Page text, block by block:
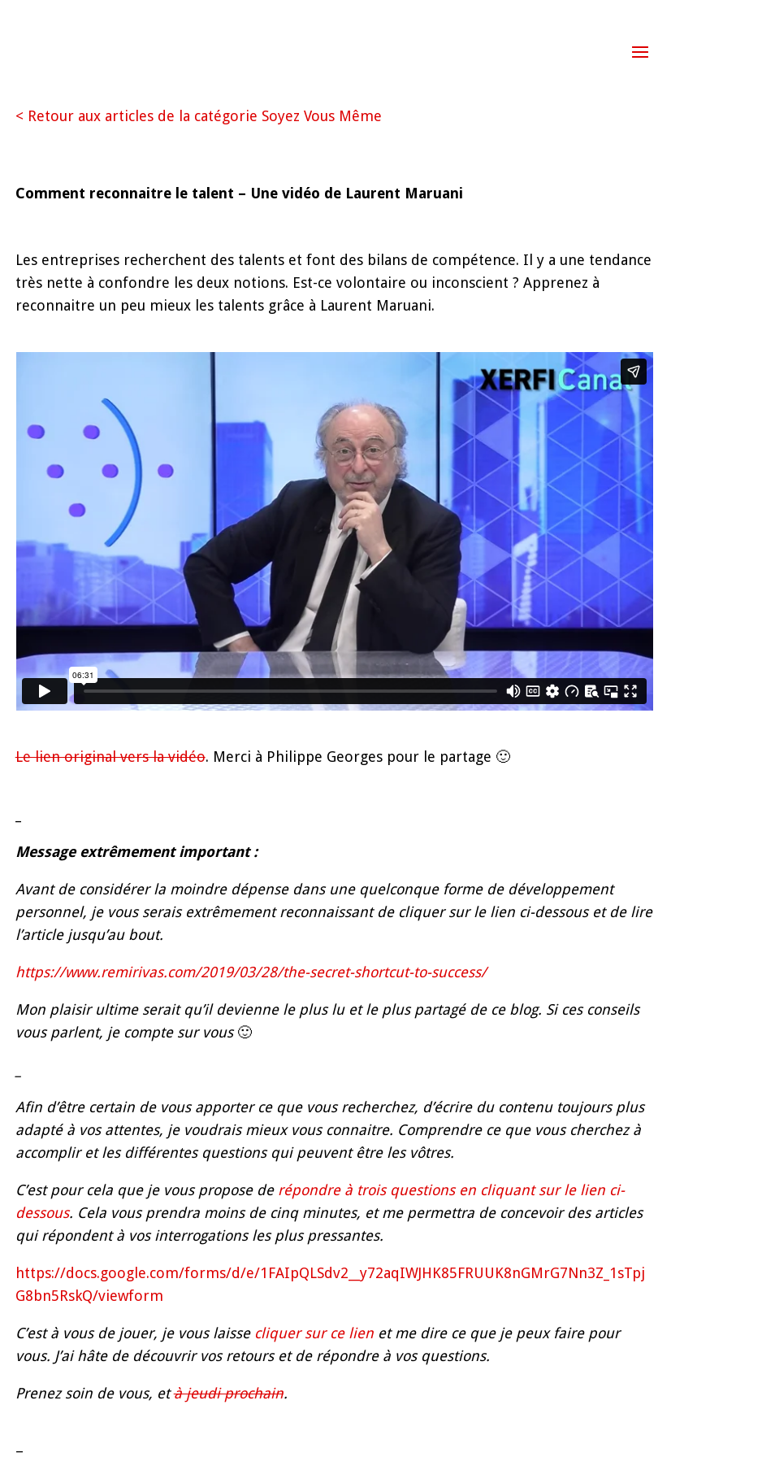
< Retour aux articles de la catégorie Soyez Vous Même
Comment reconnaitre le talent – Une vidéo de Laurent Maruani
Les entreprises recherchent des talents et font des bilans de compétence. Il y a une tendance
très nette à confondre les deux notions. Est-ce volontaire ou inconscient ? Apprenez à
reconnaitre un peu mieux les talents grâce à Laurent Maruani.
Le lien original vers la vidéo. Merci à Philippe Georges pour le partage 🙂
Message extrêmement important :
Avant de considérer la moindre dépense dans une quelconque forme de développement
personnel, je vous serais extrêmement reconnaissant de cliquer sur le lien ci-dessous et de lire
l’article jusqu’au bout.
https://www.remirivas.com/2019/03/28/the-secret-shortcut-to-success/
Mon plaisir ultime serait qu’il devienne le plus lu et le plus partagé de ce blog. Si ces conseils
vous parlent, je compte sur vous🙂
Afin d’être certain de vous apporter ce que vous recherchez, d’écrire du contenu toujours plus
adapté à vos attentes, je voudrais mieux vous connaitre. Comprendre ce que vous cherchez à
accomplir et les différentes questions qui peuvent être les vôtres.
C’est pour cela que je vous propose de répondre à trois questions en cliquant sur le lien ci-
dessous. Cela vous prendra moins de cinq minutes, et me permettra de concevoir des articles
qui répondent à vos interrogations les plus pressantes.
https://docs.google.com/forms/d/e/1FAIpQLSdv2__y72aqIWJHK85FRUUK8nGMrG7Nn3Z_1sTpj
G8bn5RskQ/viewform
C’est à vous de jouer, je vous laisse cliquer sur ce lienet me dire ce que je peux faire pour
vous. J’ai hâte de découvrir vos retours et de répondre à vos questions.
Prenez soin de vous, età jeudi prochain.
–